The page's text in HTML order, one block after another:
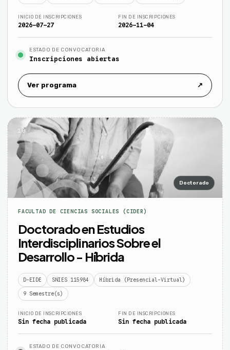
INICIO DE INSCRIPCIONES
2026-07-27
FIN DE INSCRIPCIONES
2026-11-04
ESTADO DE CONVOCATORIA
Inscripciones abiertas
Ver programa ↗
10
Doctorado
FACULTAD DE CIENCIAS SOCIALES (CIDER)
Doctorado en Estudios
Interdisciplinarios Sobre el
Desarrollo - Híbrida
D-EIDE SNIES 115984 Híbrida (Presencial-Virtual)
9 Semestre(s)
INICIO DE INSCRIPCIONES
Sin fecha publicada
FIN DE INSCRIPCIONES
Sin fecha publicada
ESTADO DE CONVOCATORIA